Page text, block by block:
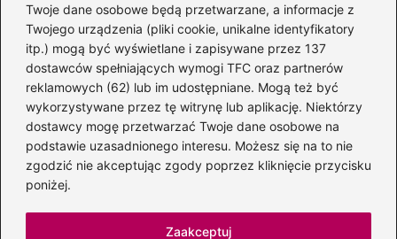
Twoje dane osobowe będą przetwarzane, a informacje z
Twojego urządzenia (pliki cookie, unikalne identyfikatory
itp.) mogą być wyświetlane i zapisywane przez 137
dostawców spełniających wymogi TFC oraz partnerów
reklamowych (62) lub im udostępniane. Mogą też być
wykorzystywane przez tę witrynę lub aplikację. Niektórzy
dostawcy mogę przetwarzać Twoje dane osobowe na
podstawie uzasadnionego interesu. Możesz się na to nie
zgodzić nie akceptując zgody poprzez kliknięcie przycisku
poniżej.
Zaakceptuj
Odkryj inne książki autora
„Jaś i Małgosia”, które
musisz przeczytać
Odkrywając magiczny
świat: jakie książki napisał